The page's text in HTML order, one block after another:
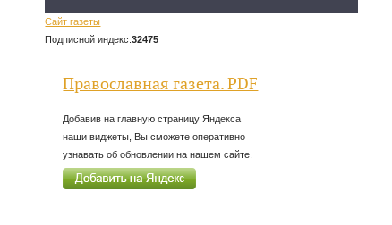
Сайт газеты
Подписной индекс:32475
Православная газета. PDF
Добавив на главную страницу Яндекса
наши виджеты, Вы сможете оперативно
узнавать об обновлении на нашем сайте.